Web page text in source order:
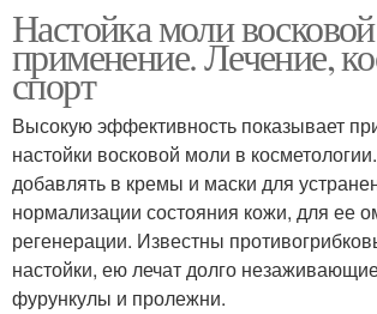
Настойка моли восковой
применение. Лечение,
спорт
Высокую эффективность показывает
настойки восковой моли в
добавлять в кремы и маски для
нормализации состояния кожи, для ее
регенерации. Известны
настойки, ею лечат долго
фурункулы и пролежни.